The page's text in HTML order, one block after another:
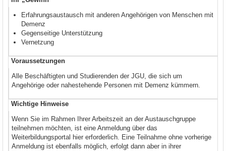
Erfahrungsaustausch mit anderen Angehörigen von Menschen mit
Demenz
Gegenseitige Unterstützung
Vernetzung
Voraussetzungen
Alle Beschäftigten und Studierenden der JGU, die sich um
Angehörige oder nahestehende Personen mit Demenz kümmern.
Wichtige Hinweise
Wenn Sie im Rahmen Ihrer Arbeitszeit an der Austauschgruppe
teilnehmen möchten, ist eine Anmeldung über das
Weiterbildungsportal hier erforderlich. Eine Teilnahme ohne vorherige
Anmeldung ist ebenfalls möglich, erfolgt dann aber in ihrer